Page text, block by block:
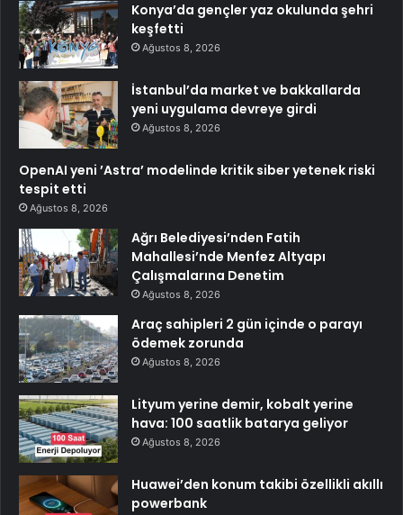
Konya’da gençler yaz okulunda şehri
keşfetti
Ağustos 8, 2026
İstanbul’da market ve bakkallarda
yeni uygulama devreye girdi
Ağustos 8, 2026
OpenAI yeni ’Astra’ modelinde kritik siber yetenek riski
tespit etti
Ağustos 8, 2026
Ağrı Belediyesi’nden Fatih
Mahallesi’nde Menfez Altyapı
Çalışmalarına Denetim
Ağustos 8, 2026
Araç sahipleri 2 gün içinde o parayı
ödemek zorunda
Ağustos 8, 2026
Lityum yerine demir, kobalt yerine
hava: 100 saatlik batarya geliyor
Ağustos 8, 2026
Huawei’den konum takibi özellikli akıllı
powerbank